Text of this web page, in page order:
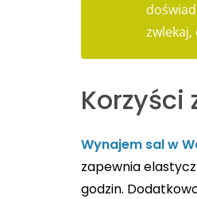
Korzyści
Wynajem sal w
zapewnia
godzin.